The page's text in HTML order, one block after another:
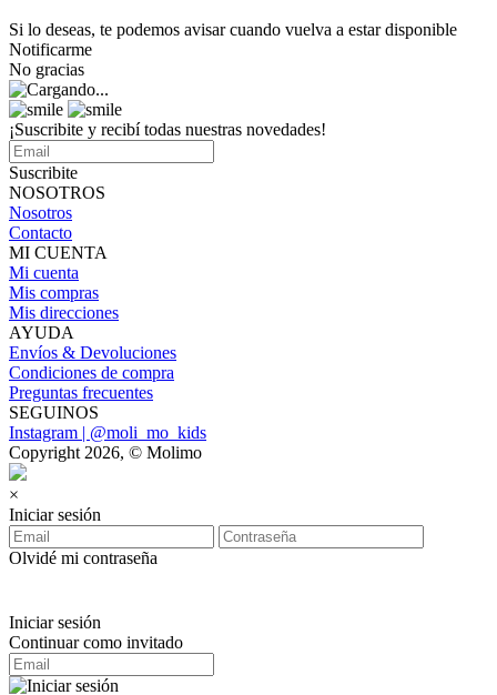
Si lo deseas, te podemos avisar cuando vuelva a estar disponible
Notificarme
No gracias
¡Suscribite y recibí todas nuestras novedades!
Suscribite
NOSOTROS
Nosotros
Contacto
MI CUENTA
Mi cuenta
Mis compras
Mis direcciones
AYUDA
Envíos & Devoluciones
Condiciones de compra
Preguntas frecuentes
SEGUINOS
Instagram | @moli_mo_kids
Copyright 2026, © Molimo
×
Iniciar sesión
Olvidé mi contraseña
Iniciar sesión
Continuar como invitado